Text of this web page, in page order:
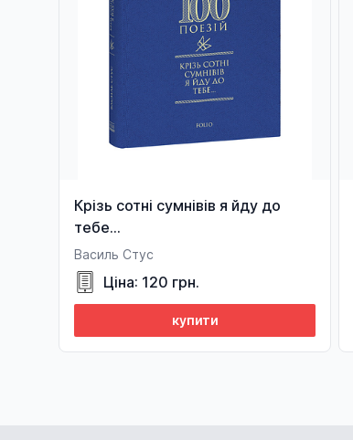
Крізь сотні сумнівів я йду до
тебе...
Василь Стус
Ціна: 120 грн.
купити